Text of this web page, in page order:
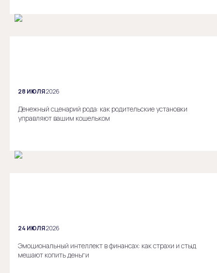
28 ИЮЛЯ2026
Денежный сценарий рода: как родительские установки
управляют вашим кошельком
24 ИЮЛЯ2026
Эмоциональный интеллект в финансах: как страхи и стыд
мешают копить деньги